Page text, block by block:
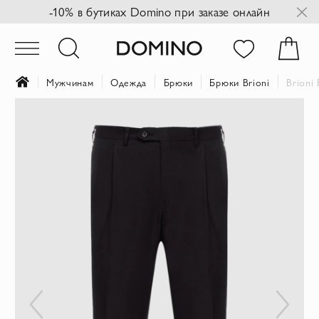
-10% в бутиках Domino при заказе онлайн
Мужчинам Одежда Брюки Брюки Brioni Brioni